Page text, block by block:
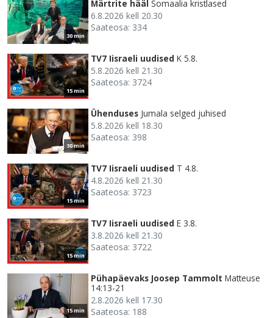
30 min
Märtrite hääl Somaalia kristlased
6.8.2026 kell 20.30
Saateosa: 334
15 min
TV7 Iisraeli uudised K 5.8.
5.8.2026 kell 21.30
Saateosa: 3724
30 min
Ühenduses Jumala selged juhised
5.8.2026 kell 18.30
Saateosa: 398
15 min
TV7 Iisraeli uudised T 4.8.
4.8.2026 kell 21.30
Saateosa: 3723
15 min
TV7 Iisraeli uudised E 3.8.
3.8.2026 kell 21.30
Saateosa: 3722
15 min
Pühapäevaks Joosep Tammolt Matteuse
14:13-21
2.8.2026 kell 17.30
Saateosa: 188